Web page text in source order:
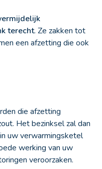
terecht. Ze zakken tot
een afzetting die ook
die afzetting
Het bezinksel zal dan
uw verwarmingsketel
werking van uw
veroorzaken.